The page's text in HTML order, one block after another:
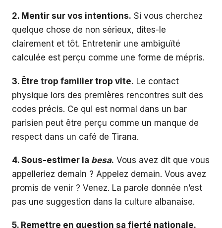
2. Mentir sur vos intentions. Si vous cherchez
quelque chose de non sérieux, dites-le
clairement et tôt. Entretenir une ambiguïté
calculée est perçu comme une forme de mépris.
3. Être trop familier trop vite. Le contact
physique lors des premières rencontres suit des
codes précis. Ce qui est normal dans un bar
parisien peut être perçu comme un manque de
respect dans un café de Tirana.
4. Sous-estimer la besa. Vous avez dit que vous
appelleriez demain ? Appelez demain. Vous avez
promis de venir ? Venez. La parole donnée n’est
pas une suggestion dans la culture albanaise.
5. Remettre en question sa fierté nationale.